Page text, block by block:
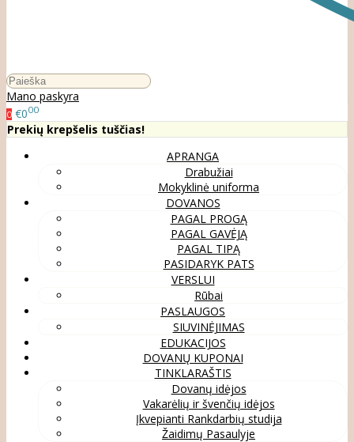
Mano paskyra
0 €000
Prekių krepšelis tuščias!
APRANGA
Drabužiai
Mokyklinė uniforma
DOVANOS
PAGAL PROGĄ
PAGAL GAVĖJĄ
PAGAL TIPĄ
PASIDARYK PATS
VERSLUI
Rūbai
PASLAUGOS
SIUVINĖJIMAS
EDUKACIJOS
DOVANŲ KUPONAI
TINKLARAŠTIS
Dovanų idėjos
Vakarėlių ir švenčių idėjos
Įkvepianti Rankdarbių studija
Žaidimų Pasaulyje